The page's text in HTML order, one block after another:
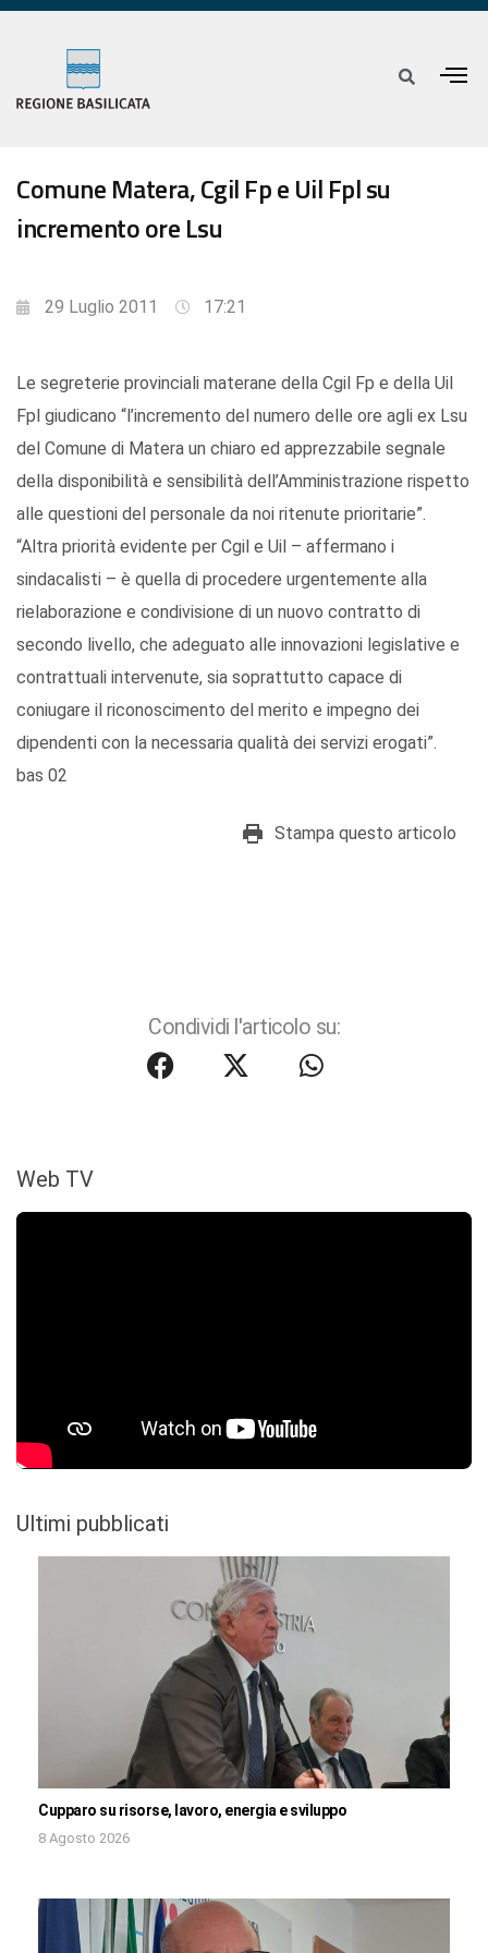
Comune Matera, Cgil Fp e Uil Fpl su
incremento ore Lsu
29 Luglio 2011 17:21
Le segreterie provinciali materane della Cgil Fp e della Uil
Fpl giudicano “l’incremento del numero delle ore agli ex Lsu
del Comune di Matera un chiaro ed apprezzabile segnale
della disponibilità e sensibilità dell’Amministrazione rispetto
alle questioni del personale da noi ritenute prioritarie”.
“Altra priorità evidente per Cgil e Uil – affermano i
sindacalisti – è quella di procedere urgentemente alla
rielaborazione e condivisione di un nuovo contratto di
secondo livello, che adeguato alle innovazioni legislative e
contrattuali intervenute, sia soprattutto capace di
coniugare il riconoscimento del merito e impegno dei
dipendenti con la necessaria qualità dei servizi erogati”.
bas 02
Stampa questo articolo
Condividi l'articolo su:
Web TV
Ultimi pubblicati
Cupparo su risorse, lavoro, energia e sviluppo
8 Agosto 2026